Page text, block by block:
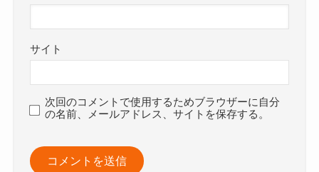
サイト
次回のコメントで使用するためブラウザーに自分
の名前、メールアドレス、サイトを保存する。